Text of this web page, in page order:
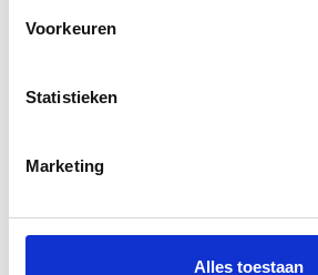
Voorkeuren
Statistieken
Marketing
Alles toestaan
B1 poster (100 x 70 cm)
€9,25
B0